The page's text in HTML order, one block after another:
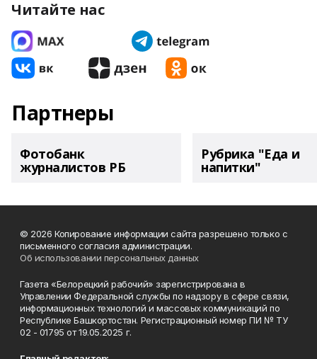
Читайте нас
Партнеры
Фотобанк
журналистов РБ
Рубрика "Еда и
напитки"
© 2026 Копирование информации сайта разрешено только с
письменного согласия администрации.
Об использовании персональных данных
Газета «Белорецкий рабочий» зарегистрирована в
Управлении Федеральной службы по надзору в сфере связи,
информационных технологий и массовых коммуникаций по
Республике Башкортостан. Регистрационный номер ПИ № ТУ
02 - 01795 от 19.05.2025 г.